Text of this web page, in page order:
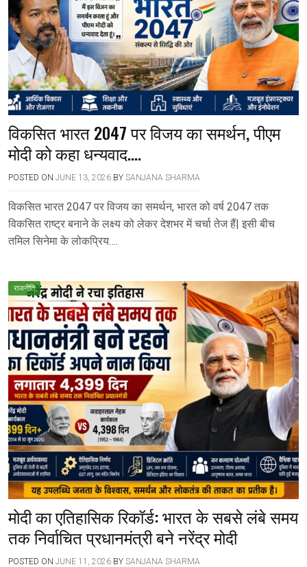
विकसित भारत 2047 पर विजय का समर्थन, पीएम
मोदी को कहा धन्यवाद….
POSTED ON JUNE 13, 2026 BY SANJANA SHARMA
विकसित भारत 2047 पर विजय का समर्थन, भारत को वर्ष 2047 तक
विकसित राष्ट्र बनाने के लक्ष्य को लेकर देशभर में चर्चा तेज हैं| इसी बीच
तमिल सिनेमा के लोकप्रिय….
राजनीति
मोदी का एतिहासिक रिकॉर्ड: भारत के सबसे लंबे समय
तक निर्वाचित प्रधानमंत्री बने नरेंद्र मोदी
POSTED ON JUNE 11, 2026 BY SANJANA SHARMA